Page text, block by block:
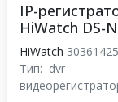
IP-
HiWatch DS-
HiWatch
Тип: dvr